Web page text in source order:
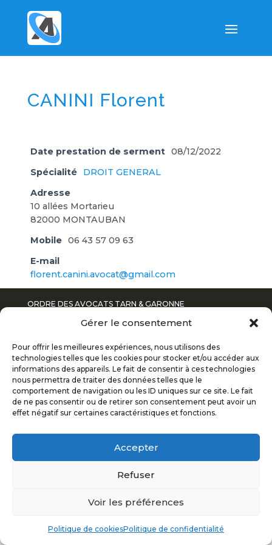
Gérer le consentement
Pour offrir les meilleures expériences, nous utilisons des
technologies telles que les cookies pour stocker et/ou accéder aux
informations des appareils. Le fait de consentir à ces technologies
nous permettra de traiter des données telles que le
comportement de navigation ou les ID uniques sur ce site. Le fait
de ne pas consentir ou de retirer son consentement peut avoir un
effet négatif sur certaines caractéristiques et fonctions.
Accepter
Refuser
Voir les préférences
Politique de cookiesPolitique de confidentialité
CANINI Florent
Date prestation de serment 08/12/2022
Spécialité
DROIT GENERAL
Adresse
10 allées Mortarieu
82000 MONTAUBAN
Mobile 06 43 57 09 63
E-mail
florent.canini.avocat@gmail.com
ORDRE DES AVOCATS TARN & GARONNE
POLITIQUE DE CONFIDENTIALITÉ
MENTIONS LÉGALES
PLAN DU SITE